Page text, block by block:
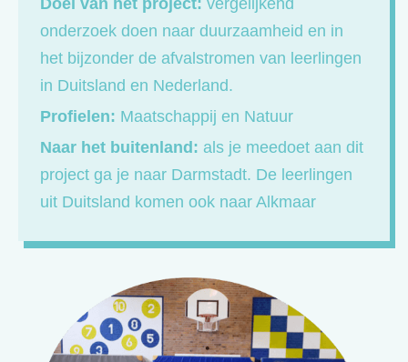
onderzoek doen naar duurzaamheid en in
het bijzonder de afvalstromen van leerlingen
in Duitsland en Nederland.
Profielen: Maatschappij en Natuur
Naar het buitenland: als je meedoet aan dit
project ga je naar Darmstadt. De leerlingen
uit Duitsland komen ook naar Alkmaar